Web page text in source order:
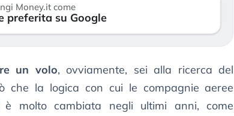
Money.it come
preferita su Google
un volo, ovviamente, sei alla ricerca del
che la logica con cui le compagnie aeree
è molto cambiata negli ultimi anni, come